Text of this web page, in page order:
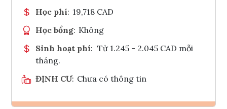
Học phí: 19,718 CAD
Học bổng: Không
Sinh hoạt phí: Từ 1.245 - 2.045 CAD mỗi
tháng.
ĐỊNH CƯ: Chưa có thông tin